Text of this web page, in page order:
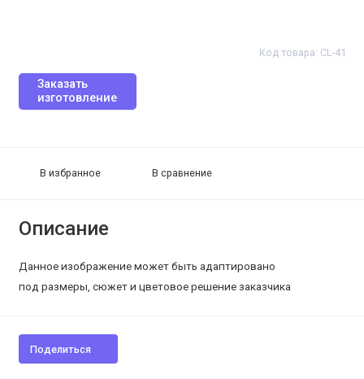
Код товара: CL-41
Заказать
изготовление
В избранное В сравнение
Описание
Данное изображение может быть адаптировано
под размеры, сюжет и цветовое решение заказчика
Поделиться